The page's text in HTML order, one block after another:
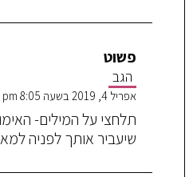
פשוט
הגב
אפריל 4, 2019 בשעה 8:05 pm
תלחצי על המילים-
שיעביר אותך לפניה